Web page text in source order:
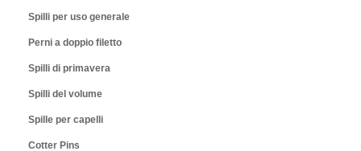
Spilli per uso generale
Perni a doppio filetto
Spilli di primavera
Spilli del volume
Spille per capelli
Cotter Pins